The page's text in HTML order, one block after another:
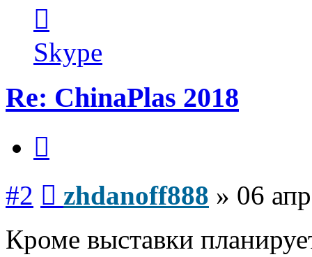
пользователя
zhdanoff888
Skype
Re: ChinaPlas 2018
#2 zhdanoff888 » 06
Кроме выставки